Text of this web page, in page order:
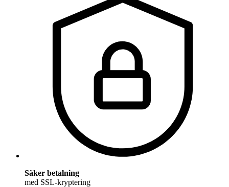
Säker betalning
med SSL-kryptering